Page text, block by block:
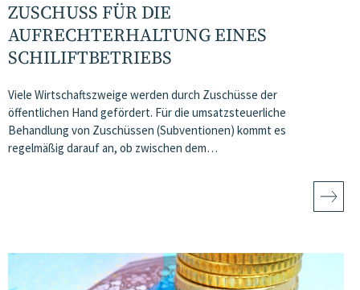
ZUSCHUSS FÜR DIE
AUFRECHTERHALTUNG EINES
SCHILIFTBETRIEBS
Viele Wirtschaftszweige werden durch Zuschüsse der
öffentlichen Hand gefördert. Für die umsatzsteuerliche
Behandlung von Zuschüssen (Subventionen) kommt es
regelmäßig darauf an, ob zwischen dem…